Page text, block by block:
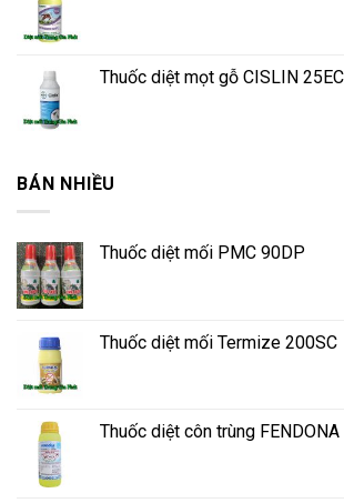
Thuốc diệt mọt gỗ CISLIN 25EC
BÁN NHIỀU
Thuốc diệt mối PMC 90DP
Thuốc diệt mối Termize 200SC
Thuốc diệt côn trùng FENDONA